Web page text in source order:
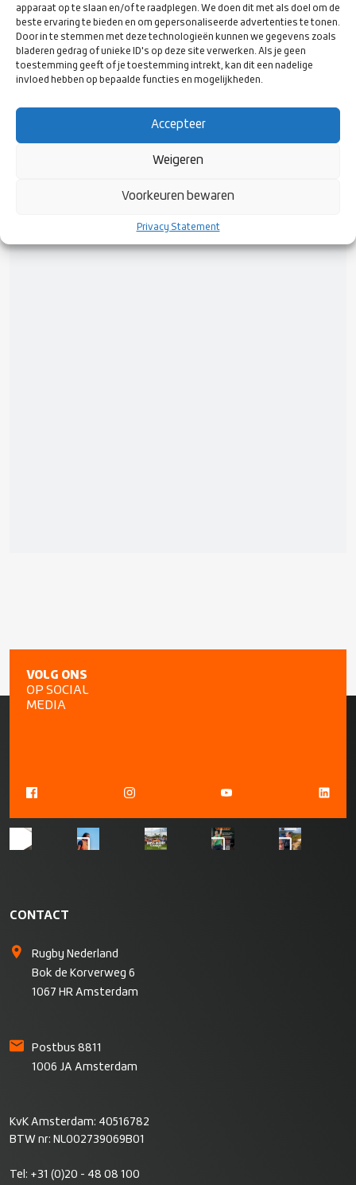
apparaat op te slaan en/of te raadplegen. We doen dit met als doel om de
beste ervaring te bieden en om gepersonaliseerde advertenties te tonen.
Door in te stemmen met deze technologieën kunnen we gegevens zoals
bladeren gedrag of unieke ID's op deze site verwerken. Als je geen
toestemming geeft of je toestemming intrekt, kan dit een nadelige
invloed hebben op bepaalde functies en mogelijkheden.
Accepteer
Weigeren
Voorkeuren bewaren
Privacy Statement
VOLG ONS
OP SOCIAL
MEDIA
CONTACT
Rugby Nederland
Bok de Korverweg 6
1067 HR Amsterdam
Postbus 8811
1006 JA Amsterdam
KvK Amsterdam: 40516782
BTW nr: NL002739069B01
Tel: +31 (0)20 - 48 08 100